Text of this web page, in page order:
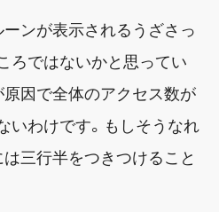
ンが表示されるうざさっ
ろではないかと思ってい
原因で全体のアクセス数が
いわけです。もしそうなれ
三行半をつきつけること